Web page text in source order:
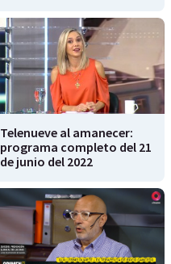
Telenueve al amanecer:
programa completo del 21
de junio del 2022